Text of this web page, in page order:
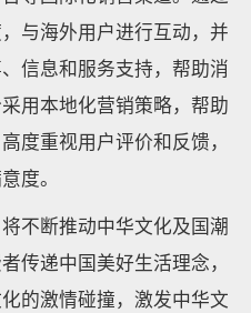
与海外用户进行互动，并
信息和服务支持，帮助消
用本地化营销策略，帮助
度重视用户评价和反馈，
度。
不断推动中华文化及国潮
传递中国美好生活理念，
的激情碰撞，激发中华文